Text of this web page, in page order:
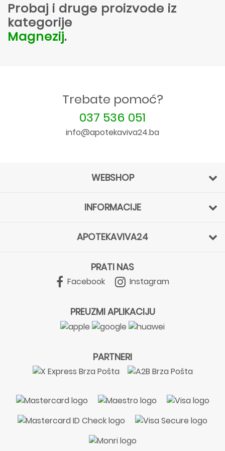
Probaj i druge proizvode iz
kategorije
Magnezij.
Trebate pomoć?
037 536 051
info@apotekaviva24.ba
WEBSHOP
INFORMACIJE
APOTEKAVIVA24
PRATI NAS
Facebook Instagram
PREUZMI APLIKACIJU
PARTNERI